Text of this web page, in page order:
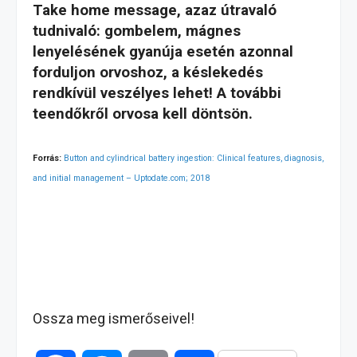
Take home message, azaz útravaló
tudnivaló: gombelem, mágnes
lenyelésének gyanúja esetén azonnal
forduljon orvoshoz, a késlekedés
rendkívül veszélyes lehet! A további
teendőkről orvosa kell döntsön.
Forrás: Button and cylindrical battery ingestion: Clinical features, diagnosis,
and initial management – Uptodate.com; 2018
Ossza meg ismerőseivel!